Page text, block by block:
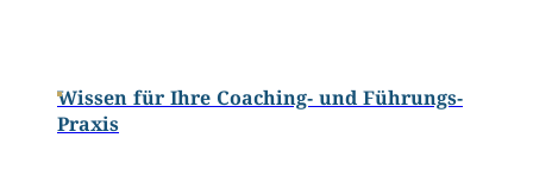
Wissen für Ihre Coaching- und Führungs-
Praxis